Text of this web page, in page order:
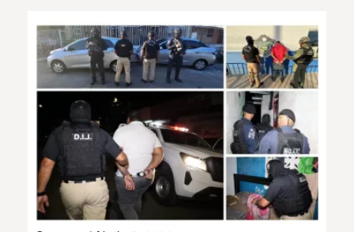
INSÓLITAS
MULTIMEDIA